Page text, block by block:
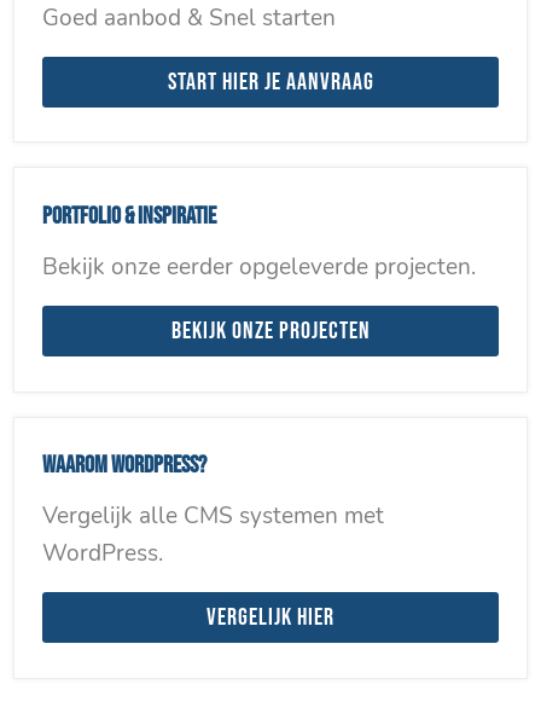
Goed aanbod & Snel starten
Start hier je aanvraag
Portfolio & inspiratie
Bekijk onze eerder opgeleverde projecten.
Bekijk onze projecten
Waarom WordPress?
Vergelijk alle CMS systemen met
WordPress.
Vergelijk hier